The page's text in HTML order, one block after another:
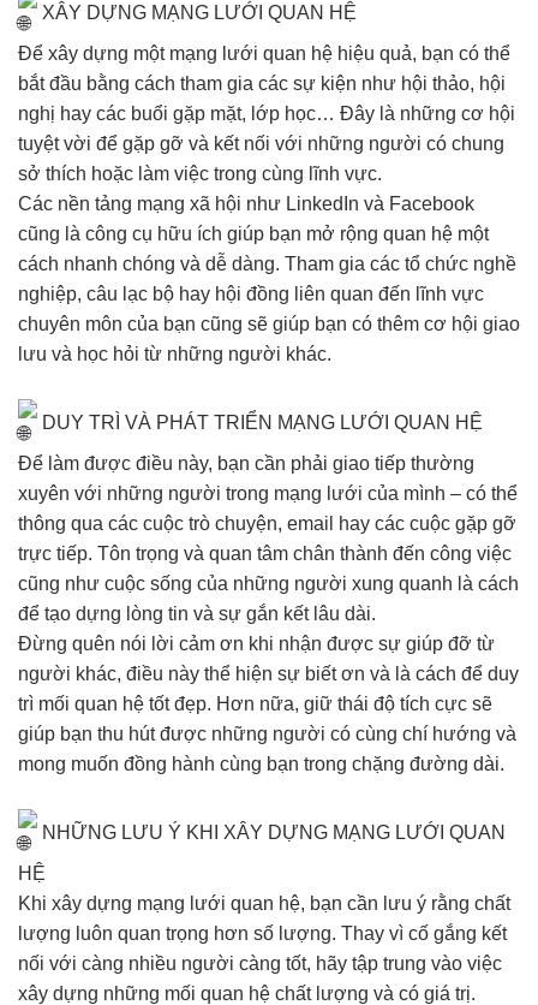
XÂY DỰNG MẠNG LƯỚI QUAN HỆ
Để xây dựng một mạng lưới quan hệ hiệu quả, bạn có thể
bắt đầu bằng cách tham gia các sự kiện như hội thảo, hội
nghị hay các buổi gặp mặt, lớp học… Đây là những cơ hội
tuyệt vời để gặp gỡ và kết nối với những người có chung
sở thích hoặc làm việc trong cùng lĩnh vực.
Các nền tảng mạng xã hội như LinkedIn và Facebook
cũng là công cụ hữu ích giúp bạn mở rộng quan hệ một
cách nhanh chóng và dễ dàng. Tham gia các tổ chức nghề
nghiệp, câu lạc bộ hay hội đồng liên quan đến lĩnh vực
chuyên môn của bạn cũng sẽ giúp bạn có thêm cơ hội giao
lưu và học hỏi từ những người khác.
DUY TRÌ VÀ PHÁT TRIỂN MẠNG LƯỚI QUAN HỆ
Để làm được điều này, bạn cần phải giao tiếp thường
xuyên với những người trong mạng lưới của mình – có thể
thông qua các cuộc trò chuyện, email hay các cuộc gặp gỡ
trực tiếp. Tôn trọng và quan tâm chân thành đến công việc
cũng như cuộc sống của những người xung quanh là cách
để tạo dựng lòng tin và sự gắn kết lâu dài.
Đừng quên nói lời cảm ơn khi nhận được sự giúp đỡ từ
người khác, điều này thể hiện sự biết ơn và là cách để duy
trì mối quan hệ tốt đẹp. Hơn nữa, giữ thái độ tích cực sẽ
giúp bạn thu hút được những người có cùng chí hướng và
mong muốn đồng hành cùng bạn trong chặng đường dài.
NHỮNG LƯU Ý KHI XÂY DỰNG MẠNG LƯỚI QUAN
HỆ
Khi xây dựng mạng lưới quan hệ, bạn cần lưu ý rằng chất
lượng luôn quan trọng hơn số lượng. Thay vì cố gắng kết
nối với càng nhiều người càng tốt, hãy tập trung vào việc
xây dựng những mối quan hệ chất lượng và có giá trị.